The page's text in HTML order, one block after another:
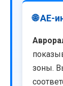
🌐 AE-
зоны.